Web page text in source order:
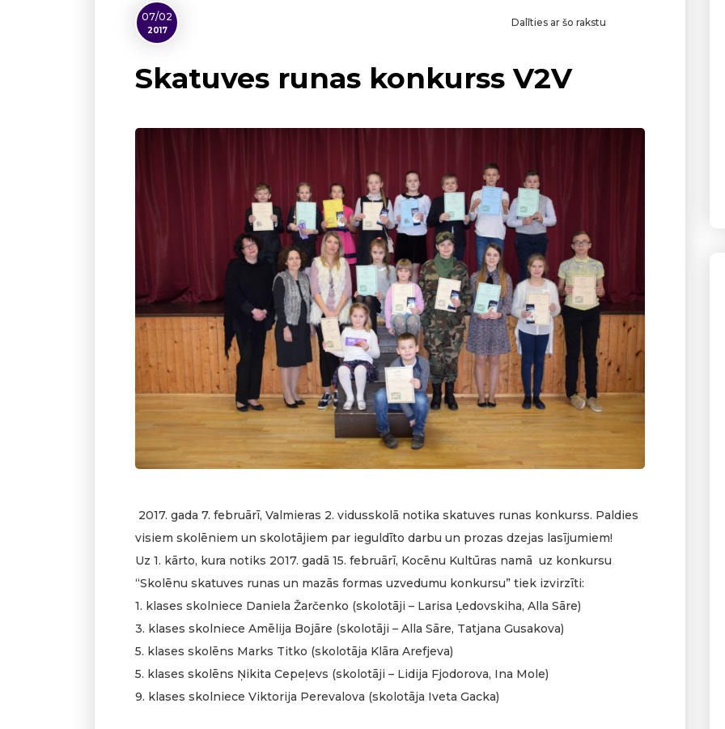
07/02
2017
Dalīties ar šo rakstu
Skatuves runas konkurss V2V
2017. gada 7. februārī, Valmieras 2. vidusskolā notika skatuves runas konkurss. Paldies
visiem skolēniem un skolotājiem par ieguldīto darbu un prozas dzejas lasījumiem!
Uz 1. kārto, kura notiks 2017. gadā 15. februārī, Kocēnu Kultūras namā uz konkursu
“Skolēnu skatuves runas un mazās formas uzvedumu konkursu” tiek izvirzīti:
1. klases skolniece Daniela Žarčenko (skolotāji – Larisa Ļedovskiha, Alla Sāre)
3. klases skolniece Amēlija Bojāre (skolotāji – Alla Sāre, Tatjana Gusakova)
5. klases skolēns Marks Titko (skolotāja Klāra Arefjeva)
5. klases skolēns Ņikita Cepeļevs (skolotāji – Lidija Fjodorova, Ina Mole)
9. klases skolniece Viktorija Perevalova (skolotāja Iveta Gacka)